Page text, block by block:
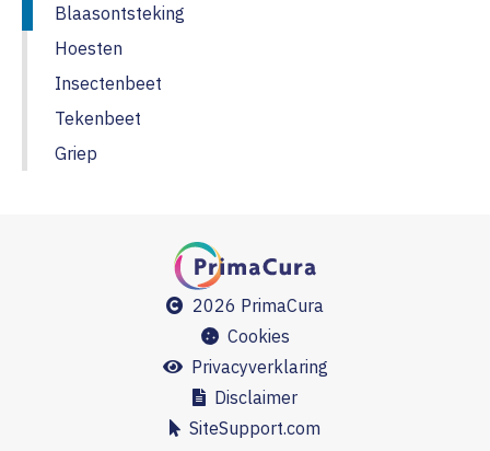
Blaasontsteking
Hoesten
Insectenbeet
Tekenbeet
Griep
2026 PrimaCura
Cookies
Privacyverklaring
Disclaimer
SiteSupport.com